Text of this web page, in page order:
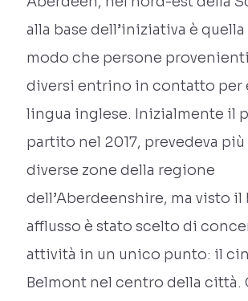
alla base dell’iniziativa è
modo che persone
diversi entrino in contatto per
lingua inglese. Inizialmente il
partito nel 2017, prevedeva
diverse zone della regione
dell’Aberdeenshire, ma visto il
afflusso è stato scelto di
attività in un unico punto: il
Belmont nel centro della città.